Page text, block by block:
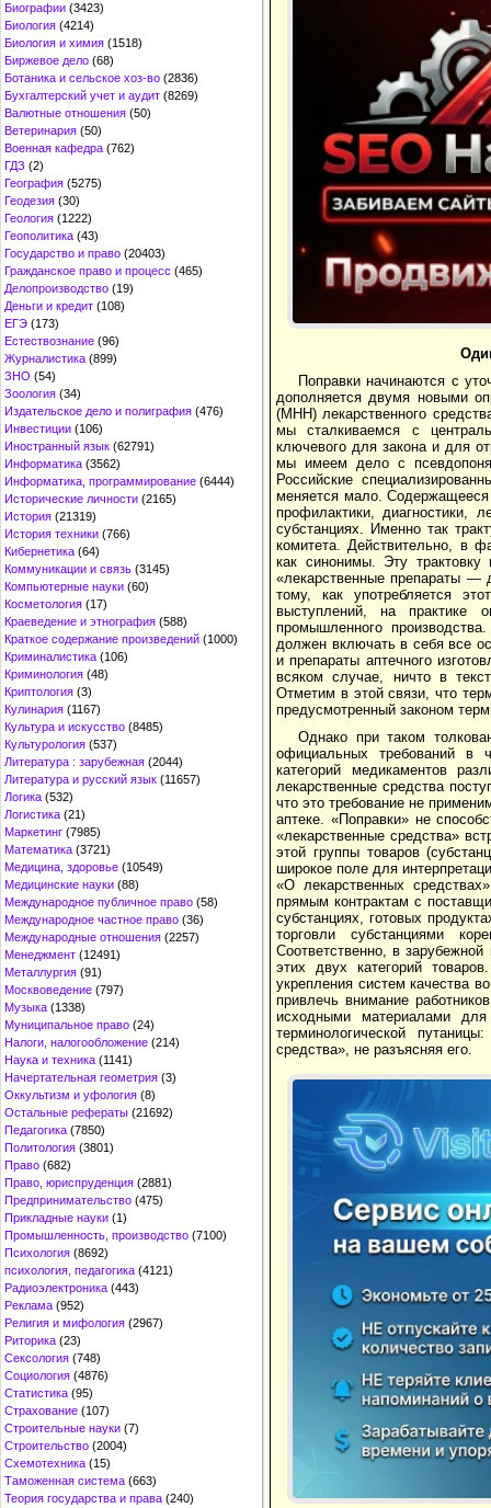
Биографии (3423)
Биология (4214)
Биология и химия (1518)
Биржевое дело (68)
Ботаника и сельское хоз-во (2836)
Бухгалтерский учет и аудит (8269)
Валютные отношения (50)
Ветеринария (50)
Военная кафедра (762)
ГДЗ (2)
География (5275)
Геодезия (30)
Геология (1222)
Геополитика (43)
Государство и право (20403)
Гражданское право и процесс (465)
Делопроизводство (19)
Деньги и кредит (108)
ЕГЭ (173)
Естествознание (96)
Журналистика (899)
ЗНО (54)
Зоология (34)
Издательское дело и полиграфия (476)
Инвестиции (106)
Иностранный язык (62791)
Информатика (3562)
Информатика, программирование (6444)
Исторические личности (2165)
История (21319)
История техники (766)
Кибернетика (64)
Коммуникации и связь (3145)
Компьютерные науки (60)
Косметология (17)
Краеведение и этнография (588)
Краткое содержание произведений (1000)
Криминалистика (106)
Криминология (48)
Криптология (3)
Кулинария (1167)
Культура и искусство (8485)
Культурология (537)
Литература : зарубежная (2044)
Литература и русский язык (11657)
Логика (532)
Логистика (21)
Маркетинг (7985)
Математика (3721)
Медицина, здоровье (10549)
Медицинские науки (88)
Международное публичное право (58)
Международное частное право (36)
Международные отношения (2257)
Менеджмент (12491)
Металлургия (91)
Москвоведение (797)
Музыка (1338)
Муниципальное право (24)
Налоги, налогообложение (214)
Наука и техника (1141)
Начертательная геометрия (3)
Оккультизм и уфология (8)
Остальные рефераты (21692)
Педагогика (7850)
Политология (3801)
Право (682)
Право, юриспруденция (2881)
Предпринимательство (475)
Прикладные науки (1)
Промышленность, производство (7100)
Психология (8692)
психология, педагогика (4121)
Радиоэлектроника (443)
Реклама (952)
Религия и мифология (2967)
Риторика (23)
Сексология (748)
Социология (4876)
Статистика (95)
Страхование (107)
Строительные науки (7)
Строительство (2004)
Схемотехника (15)
Таможенная система (663)
Теория государства и права (240)
Поправки начинаются с
дополняется двумя новыми
(МНН) лекарственного
мы сталкиваемся с
ключевого для закона и для
мы имеем дело с
Российские
меняется мало.
профилактики, диагностики,
субстанциях. Именно так
комитета. Действительно, в
как синонимы. Эту
«лекарственные препараты —
тому, как употребляется
выступлений, на практике
промышленного
должен включать в себя все
и препараты аптечного
всяком случае, ничто в
Отметим в этой связи, что
предусмотренный законом
Однако при таком
официальных требований в
категорий медикаментов
лекарственные средства
что это требование не
аптеке. «Поправки» не
«лекарственные средства»
этой группы товаров
широкое поле для
«О лекарственных
прямым контрактам с
субстанциях, готовых
торговли субстанциями
Соответственно, в
этих двух категорий
укрепления систем качества
привлечь внимание
исходными материалами
терминологической
средства», не разъясняя его.